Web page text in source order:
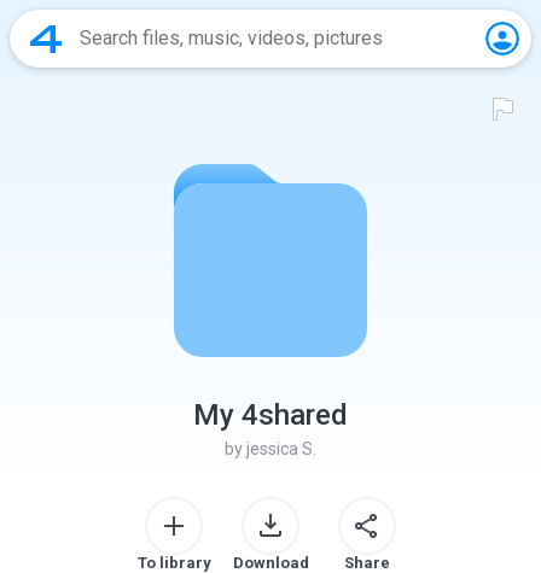
My 4shared
byjessica S.
To library Download Share